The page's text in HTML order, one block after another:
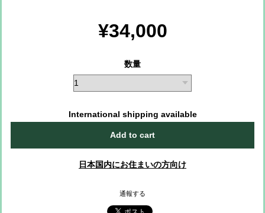
¥34,000
数量
International shipping available
Add to cart
日本国内にお住まいの方向け
通報する